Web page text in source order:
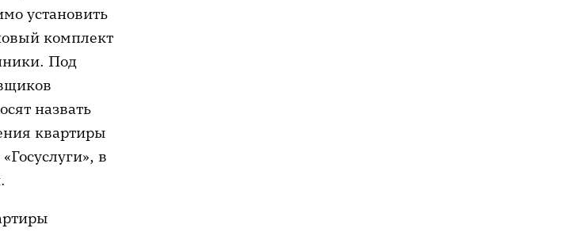
установить
комплект
Под
назвать
квартиры
в